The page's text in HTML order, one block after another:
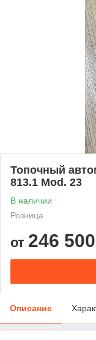
Топочный
813.1 Mod. 23
В наличии
Розница
от 246 500
Описание